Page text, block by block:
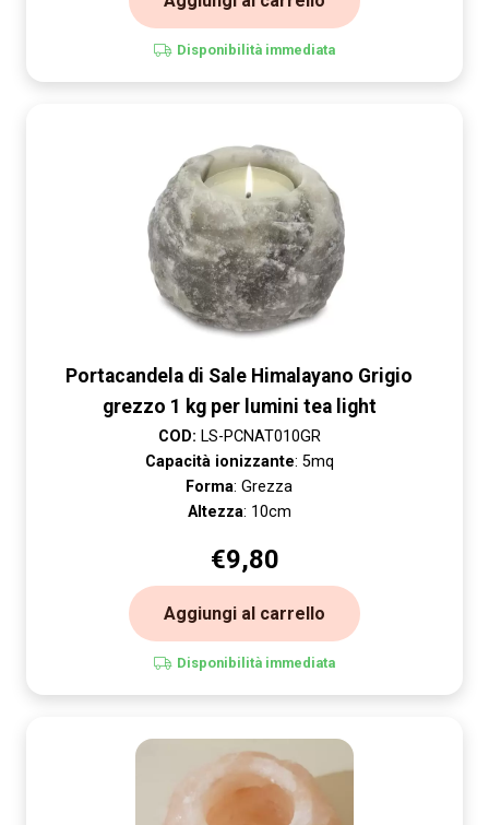
Disponibilità immediata
Portacandela di Sale Himalayano Grigio
grezzo 1 kg per lumini tea light
COD: LS-PCNAT010GR
Capacità ionizzante: 5mq
Forma: Grezza
Altezza: 10cm
€9,80
Aggiungi al carrello
Disponibilità immediata